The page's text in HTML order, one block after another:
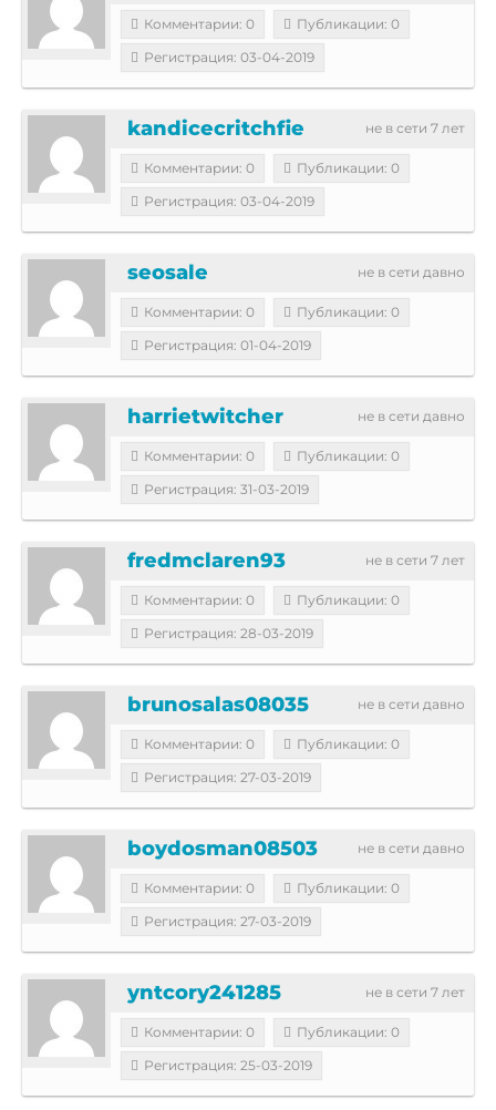
Комментарии: 0
Публикации: 0
Регистрация: 03-04-2019
не в сети 7 лет
kandicecritchfie
Комментарии: 0
Публикации: 0
Регистрация: 03-04-2019
не в сети давно
seosale
Комментарии: 0
Публикации: 0
Регистрация: 01-04-2019
не в сети давно
harrietwitcher
Комментарии: 0
Публикации: 0
Регистрация: 31-03-2019
не в сети 7 лет
fredmclaren93
Комментарии: 0
Публикации: 0
Регистрация: 28-03-2019
не в сети давно
brunosalas08035
Комментарии: 0
Публикации: 0
Регистрация: 27-03-2019
не в сети давно
boydosman08503
Комментарии: 0
Публикации: 0
Регистрация: 27-03-2019
не в сети 7 лет
yntcory241285
Комментарии: 0
Публикации: 0
Регистрация: 25-03-2019